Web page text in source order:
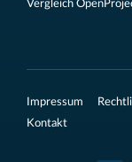
Vergleich
Impressum
Kontakt